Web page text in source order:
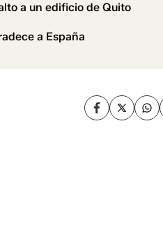
a un edificio de Quito
a España